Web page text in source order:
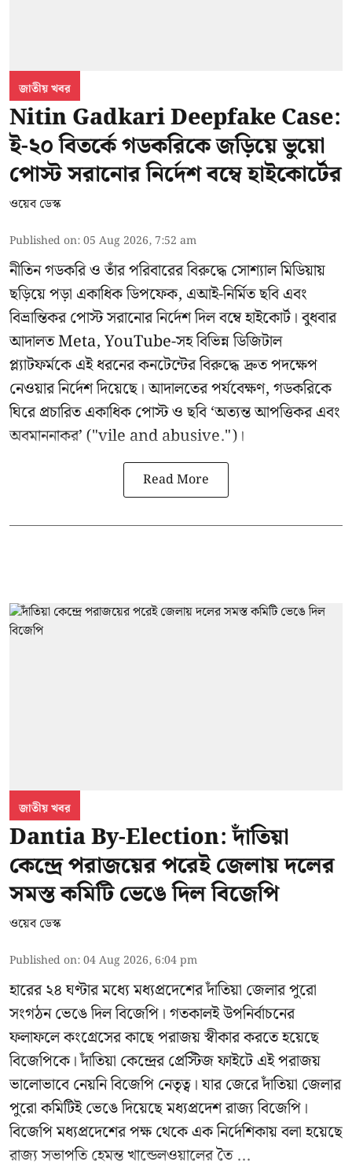
জাতীয় খবর
Nitin Gadkari Deepfake Case:
ই-২০ বিতর্কে গডকরিকে জড়িয়ে ভুয়ো
পোস্ট সরানোর নির্দেশ বম্বে হাইকোর্টের
ওয়েব ডেস্ক
Published on:05 Aug 2026, 7:52 am
নীতিন গডকরি ও তাঁর পরিবারের বিরুদ্ধে সোশ্যাল মিডিয়ায়
ছড়িয়ে পড়া একাধিক ডিপফেক, এআই-নির্মিত ছবি এবং
বিভ্রান্তিকর পোস্ট সরানোর নির্দেশ দিল বম্বে হাইকোর্ট। বুধবার
আদালত Meta, YouTube-সহ বিভিন্ন ডিজিটাল
প্ল্যাটফর্মকে এই ধরনের কনটেন্টের বিরুদ্ধে দ্রুত পদক্ষেপ
নেওয়ার নির্দেশ দিয়েছে। আদালতের পর্যবেক্ষণ, গডকরিকে
ঘিরে প্রচারিত একাধিক পোস্ট ও ছবি ‘অত্যন্ত আপত্তিকর এবং
অবমাননাকর’ ("vile and abusive.")।
Read More
জাতীয় খবর
Dantia By-Election: দাঁতিয়া
কেন্দ্রে পরাজয়ের পরেই জেলায় দলের
সমস্ত কমিটি ভেঙে দিল বিজেপি
ওয়েব ডেস্ক
Published on:04 Aug 2026, 6:04 pm
হারের ২৪ ঘণ্টার মধ্যে মধ্যপ্রদেশের দাঁতিয়া জেলার পুরো
সংগঠন ভেঙে দিল বিজেপি। গতকালই উপনির্বাচনের
ফলাফলে কংগ্রেসের কাছে পরাজয় স্বীকার করতে হয়েছে
বিজেপিকে। দাঁতিয়া কেন্দ্রের প্রেস্টিজ ফাইটে এই পরাজয়
ভালোভাবে নেয়নি বিজেপি নেতৃত্ব। যার জেরে দাঁতিয়া জেলার
পুরো কমিটিই ভেঙে দিয়েছে মধ্যপ্রদেশ রাজ্য বিজেপি।
বিজেপি মধ্যপ্রদেশের পক্ষ থেকে এক নির্দেশিকায় বলা হয়েছে
রাজ্য সভাপতি হেমন্ত খান্ডেলওয়ালের তৈ ...